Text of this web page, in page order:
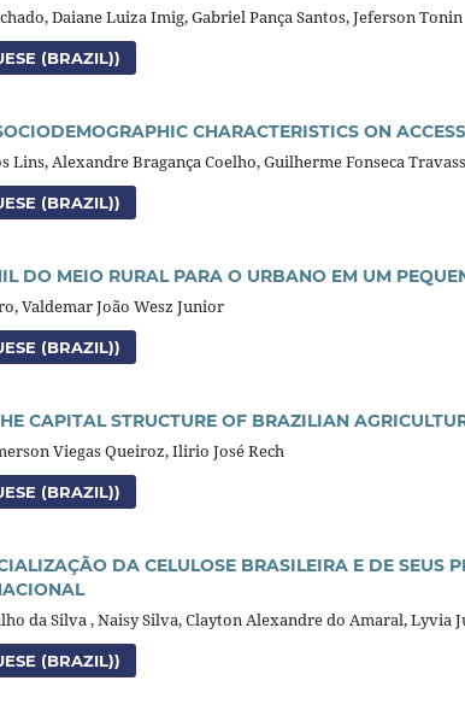
Daiane Luiza Imig, Gabriel Pança Santos, Jeferson Tonin
(BRAZIL))
CHARACTERISTICS ON
Lins, Alexandre Bragança Coelho, Guilherme Fonseca
(BRAZIL))
DO MEIO RURAL PARA O URBANO EM UM
Valdemar João Wesz Junior
(BRAZIL))
CAPITAL STRUCTURE OF BRAZILIAN
Viegas Queiroz, Ilirio José Rech
(BRAZIL))
DA CELULOSE BRASILEIRA E DE SEUS
da Silva , Naisy Silva, Clayton Alexandre do Amaral, Lyvia
(BRAZIL))